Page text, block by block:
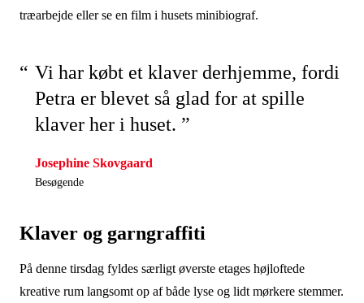
træarbejde eller se en film i husets minibiograf.
Vi har købt et klaver derhjemme, fordi
Petra er blevet så glad for at spille
klaver her i huset. ”
Josephine Skovgaard
Besøgende
Klaver og garngraffiti
På denne tirsdag fyldes særligt øverste etages højloftede
kreative rum langsomt op af både lyse og lidt mørkere stemmer.